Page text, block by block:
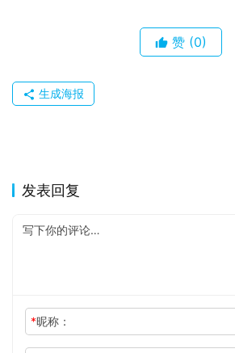
赞 (0)
生成海报
发表回复
*昵称：